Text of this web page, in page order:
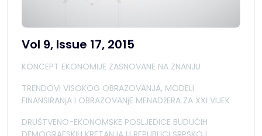
Vol 9, Issue 17, 2015
KONCEPT EKONOMIJE ZASNOVANE NA ZNANJU
TRENDOVI VISOKOG OBRAZOVANJA, MODELI
FINANSIRANјA I OBRAZOVANјE MENADžERA ZA XXI VIJEK
DRUŠTVENO-EKONOMSKE POSLJEDICE BUDUĆIH